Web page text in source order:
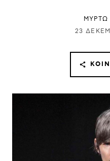
ΜΥΡΤΩ
23